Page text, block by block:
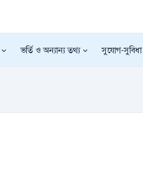
ভর্তি ও অন্যান্য তথ্য সুযোগ-সুবিধা